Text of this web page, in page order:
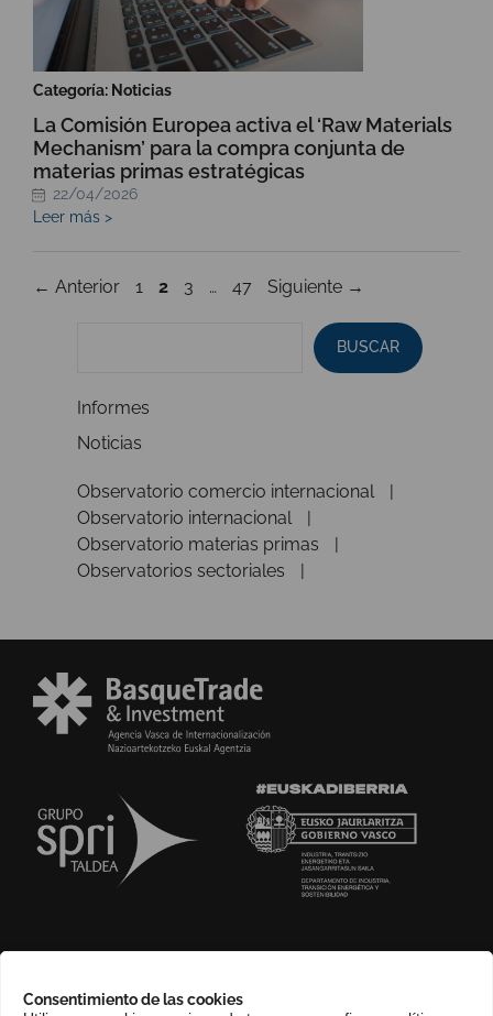
Consentimiento de las cookies
Categoría: Noticias
La Comisión Europea activa el ‘Raw Materials
Mechanism’ para la compra conjunta de
materias primas estratégicas
22/04/2026
Leer más >
← Anterior Página
1 Página
2 Página
3 … Página
47 Siguiente →
BUSCAR
Informes
Noticias
Observatorio comercio internacional
Observatorio internacional
Observatorio materias primas
Observatorios sectoriales
COMPLIANCE CHANNEL